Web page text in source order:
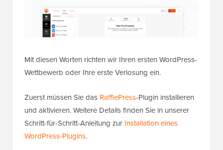
Mit diesen Worten richten wir Ihren ersten WordPress-
Wettbewerb oder Ihre erste Verlosung ein.
Zuerst müssen Sie das RafflePress-Plugin installieren
und aktivieren. Weitere Details finden Sie in unserer
Schritt-für-Schritt-Anleitung zur Installation eines
WordPress-Plugins.